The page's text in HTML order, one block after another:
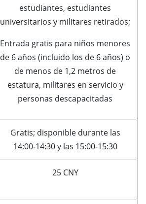
estudiantes, estudiantes
universitarios y militares retirados;
Entrada gratis para niños menores
de 6 años (incluido los de 6 años) o
de menos de 1,2 metros de
estatura, militares en servicio y
personas descapacitadas
Gratis; disponible durante las
14:00-14:30 y las 15:00-15:30
25 CNY